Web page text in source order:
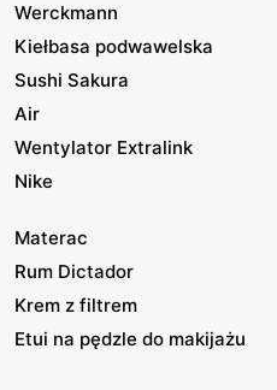
Werckmann
Kiełbasa podwawelska
Sushi Sakura
Air
Wentylator Extralink
Nike
Materac
Rum Dictador
Krem z filtrem
Etui na pędzle do makijażu